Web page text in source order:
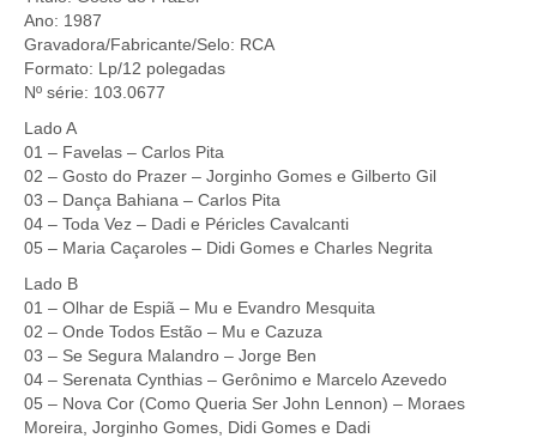
Ano: 1987
Gravadora/Fabricante/Selo: RCA
Formato: Lp/12 polegadas
Nº série: 103.0677
Lado A
01 – Favelas – Carlos Pita
02 – Gosto do Prazer – Jorginho Gomes e Gilberto Gil
03 – Dança Bahiana – Carlos Pita
04 – Toda Vez – Dadi e Péricles Cavalcanti
05 – Maria Caçaroles – Didi Gomes e Charles Negrita
Lado B
01 – Olhar de Espiã – Mu e Evandro Mesquita
02 – Onde Todos Estão – Mu e Cazuza
03 – Se Segura Malandro – Jorge Ben
04 – Serenata Cynthias – Gerônimo e Marcelo Azevedo
05 – Nova Cor (Como Queria Ser John Lennon) – Moraes
Moreira, Jorginho Gomes, Didi Gomes e Dadi